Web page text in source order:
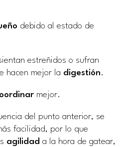
debido al estado de
estreñidos o sufran
hacen mejor la digestión.
mejor.
del punto anterior, se
facilidad, por lo que
agilidad a la hora de gatear,